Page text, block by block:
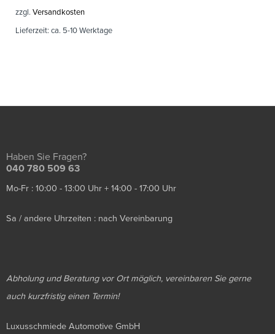
zzgl. Versandkosten
Lieferzeit: ca. 5-10 Werktage
Haben Sie Fragen?
040 780 509 63
Mo-Fr : 10:00 - 13:00 Uhr + 14:00 - 17:00 Uhr
Sa / andere Uhrzeiten : nach Vereinbarung
Abholung und Beratung vor Ort möglich, vereinbaren Sie gerne
auch kurzfristig einen Termin!
Luxusschmiede Automotive GmbH